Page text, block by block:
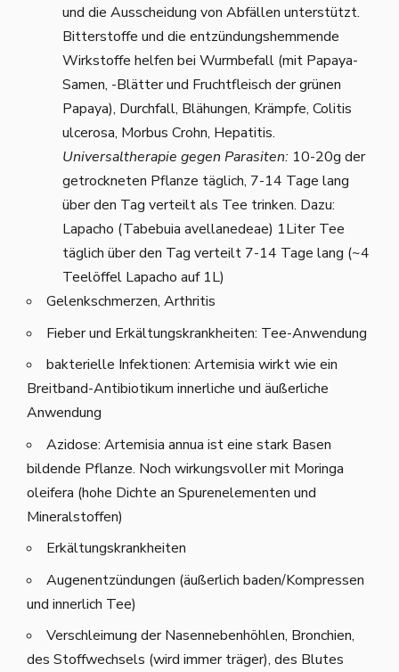
und die Ausscheidung von Abfällen unterstützt.
Bitterstoffe und die entzündungshemmende
Wirkstoffe helfen bei Wurmbefall (mit Papaya-
Samen, -Blätter und Fruchtfleisch der grünen
Papaya), Durchfall, Blähungen, Krämpfe, Colitis
ulcerosa, Morbus Crohn, Hepatitis.
Universaltherapie gegen Parasiten: 10-20g der
getrockneten Pflanze täglich, 7-14 Tage lang
über den Tag verteilt als Tee trinken. Dazu:
Lapacho (Tabebuia avellanedeae) 1Liter Tee
täglich über den Tag verteilt 7-14 Tage lang (~4
Teelöffel Lapacho auf 1L)
Gelenkschmerzen, Arthritis
Fieber und Erkältungskrankheiten: Tee-Anwendung
bakterielle Infektionen: Artemisia wirkt wie ein
Breitband-Antibiotikum innerliche und äußerliche
Anwendung
Azidose: Artemisia annua ist eine stark Basen
bildende Pflanze. Noch wirkungsvoller mit Moringa
oleifera (hohe Dichte an Spurenelementen und
Mineralstoffen)
Erkältungskrankheiten
Augenentzündungen (äußerlich baden/Kompressen
und innerlich Tee)
Verschleimung der Nasennebenhöhlen, Bronchien,
des Stoffwechsels (wird immer träger), des Blutes